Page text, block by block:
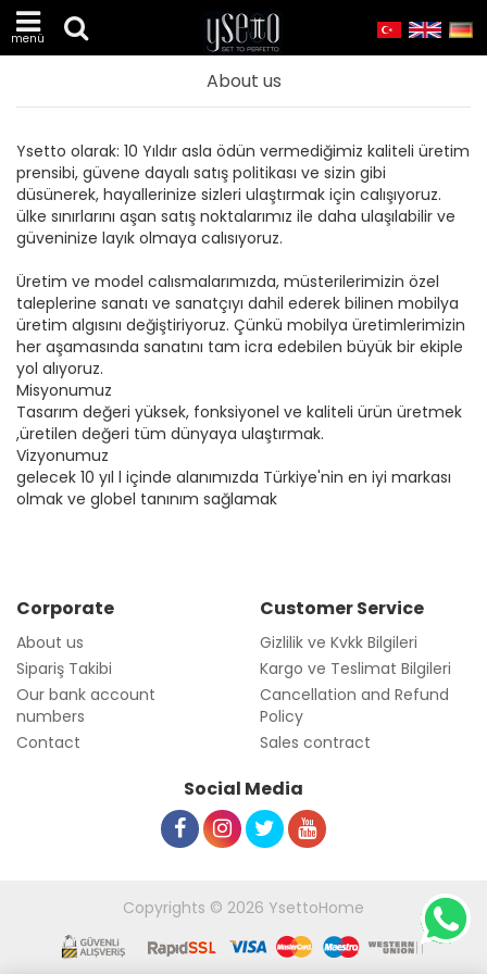
menü
About us
Ysetto olarak: 10 Yıldır asla ödün vermediğimiz kaliteli üretim
prensibi, güvene dayalı satış politikası ve sizin gibi
düsünerek, hayallerinize sizleri ulaştırmak için calışıyoruz.
ülke sınırlarını aşan satış noktalarımız ile daha ulaşılabilir ve
güveninize layık olmaya calısıyoruz.
Üretim ve model calısmalarımızda, müsterilerimizin özel
taleplerine sanatı ve sanatçıyı dahil ederek bilinen mobilya
üretim algısını değiştiriyoruz. Çünkü mobilya üretimlerimizin
her aşamasında sanatını tam icra edebilen büyük bir ekiple
yol alıyoruz.
Misyonumuz
Tasarım değeri yüksek, fonksiyonel ve kaliteli ürün üretmek
,üretilen değeri tüm dünyaya ulaştırmak.
Vizyonumuz
gelecek 10 yıl l içinde alanımızda Türkiye'nin en iyi markası
olmak ve globel tanınım sağlamak
Corporate
About us
Sipariş Takibi
Our bank account
numbers
Contact
Customer Service
Gizlilik ve Kvkk Bilgileri
Kargo ve Teslimat Bilgileri
Cancellation and Refund
Policy
Sales contract
Social Media
Copyrights © 2026 YsettoHome